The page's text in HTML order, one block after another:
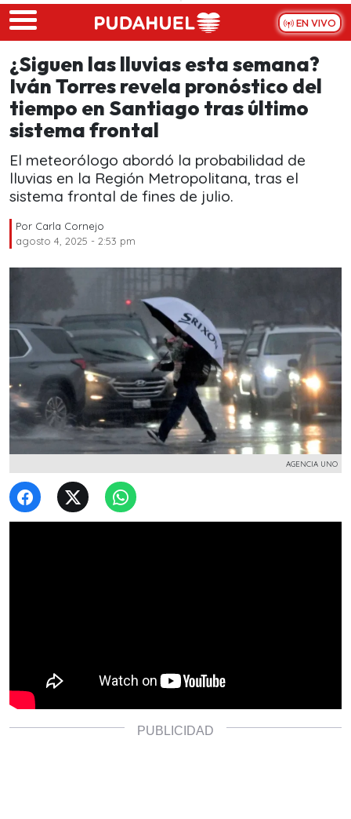
Skip to main content
EN VIVO
¿Siguen las lluvias esta semana?
Iván Torres revela pronóstico del
tiempo en Santiago tras último
sistema frontal
El meteorólogo abordó la probabilidad de
lluvias en la Región Metropolitana, tras el
sistema frontal de fines de julio.
Por Carla Cornejo
agosto 4, 2025 - 2:53 pm
AGENCIA UNO